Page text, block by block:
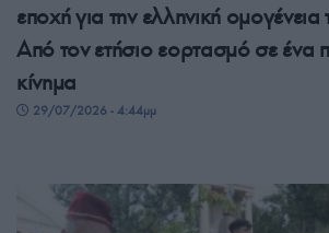
εποχή για την ελληνική
Από τον ετήσιο εορτασμό σε ένα
κίνημα
29/07/2026 - 4:44μμ